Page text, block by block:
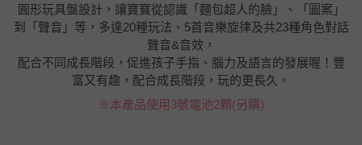
圓形玩具盤設計，讓寶寶從認識「麵包超人的臉」、「圖案」
到「聲音」等，多達20種玩法、5首音樂旋律及共23種角色對話
聲音&音效，
配合不同成長階段，促進孩子手指、腦力及語言的發展喔！豐
富又有趣，配合成長階段，玩的更長久。
※本產品使用3號電池2顆(另購)